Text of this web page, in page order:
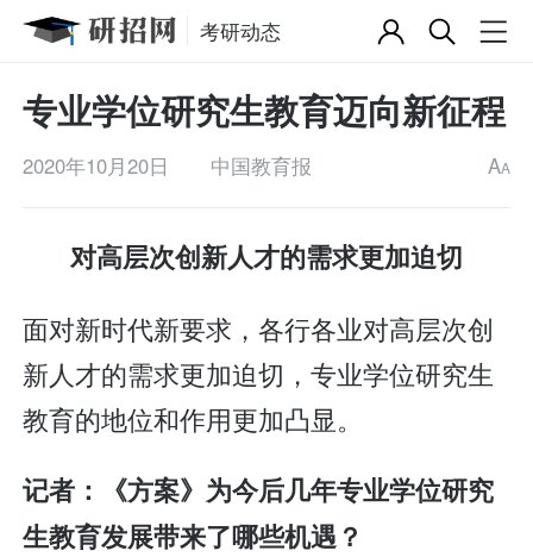
考研动态
专业学位研究生教育迈向新征程
2020年10月20日 中国教育报 AA
对高层次创新人才的需求更加迫切
面对新时代新要求，各行各业对高层次创
新人才的需求更加迫切，专业学位研究生
教育的地位和作用更加凸显。
记者：《方案》为今后几年专业学位研究
生教育发展带来了哪些机遇？